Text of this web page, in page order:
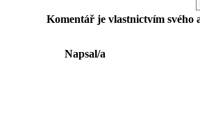
Komentář je vlastnictvím svého
Napsal/a